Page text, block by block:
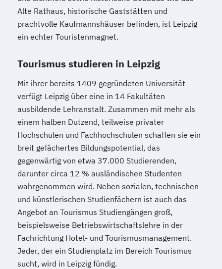
Alte Rathaus, historische Gaststätten und
prachtvolle Kaufmannshäuser befinden, ist Leipzig
ein echter Touristenmagnet.
Tourismus studieren in Leipzig
Mit ihrer bereits 1409 gegründeten Universität
verfügt Leipzig über eine in 14 Fakultäten
ausbildende Lehranstalt. Zusammen mit mehr als
einem halben Dutzend, teilweise privater
Hochschulen und Fachhochschulen schaffen sie ein
breit gefächertes Bildungspotential, das
gegenwärtig von etwa 37.000 Studierenden,
darunter circa 12 % ausländischen Studenten
wahrgenommen wird. Neben sozialen, technischen
und künstlerischen Studienfächern ist auch das
Angebot an Tourismus Studiengängen groß,
beispielsweise Betriebswirtschaftslehre in der
Fachrichtung Hotel- und Tourismusmanagement.
Jeder, der ein Studienplatz im Bereich Tourismus
sucht, wird in Leipzig fündig.